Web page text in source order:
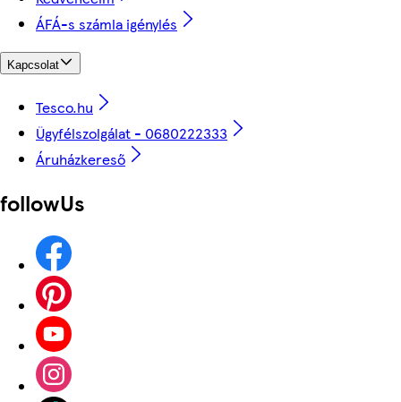
ÁFÁ-s számla igénylés
Kapcsolat
Tesco.hu
Ügyfélszolgálat - 0680222333
Áruházkereső
followUs